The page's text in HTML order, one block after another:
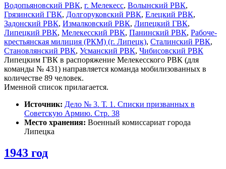
Водопьяновский РВК, г. Мелекесс, Волынский РВК,
Грязинский ГВК, Долгоруковский РВК, Елецкий РВК,
Задонский РВК, Измалковский РВК, Липецкий ГВК,
Липецкий РВК, Мелекесский РВК, Панинский РВК, Рабоче-
крестьянская милиция (РКМ) (г. Липецк), Сталинский РВК,
Становлянский РВК, Усманский РВК, Чибисовский РВК
Липецким ГВК в распоряжение Мелекесского РВК (для
команды № 431) направляется команда мобилизованных в
количестве 89 человек.
Именной список прилагается.
Источник: Дело № 3. Т. 1. Списки призванных в
Советскую Армию. Стр. 38
Место хранения: Военный комиссариат города
Липецка
1943 год